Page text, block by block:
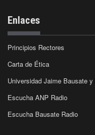
Enlaces
Principios Rectores
Carta de Ética
Universidad Jaime Bausate
Escucha ANP Radio
Escucha Bausate Radio